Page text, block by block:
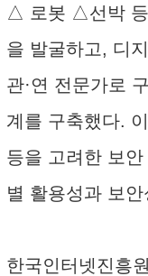
△ 로봇 △선박 등
을 발굴하고, 디
관·연 전문가로
계를 구축했다.
등을 고려한 보
별 활용성과 보
한국인터넷진흥